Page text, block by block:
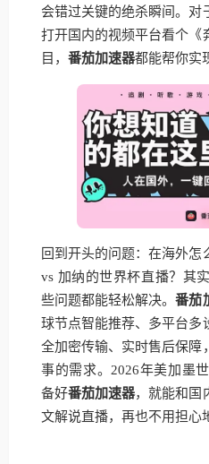
会错过关键的绝杀瞬间。对
打开国内的视频平台看个《
目， 番茄加速器都能帮你实
回到开头的问题：在海外
vs 加纳的世界杯直播？其
些问题都能轻松解决。番茄
球节点智能推荐、多平台多
全加密传输、实时售后保障
事的需求。2026年美加墨
备好番茄加速器，就能和国
文解说直播，再也不用担心